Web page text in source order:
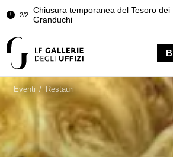
Palazzo Pitti. Temporanea chiusura
Sala dell'Iliade
2/2
Chiusura temporanea del Tesoro dei
Granduchi
1/2 Palazzo Pitti. Temporanea chiusura
Sala dell'Iliade
Chiusura temporanea del Tesoro dei
Granduchi
Eventi / Restauri